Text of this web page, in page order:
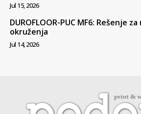
Jul 15, 2026
DUROFLOOR-PUC MF6: Rešenje
okruženja
Jul 14, 2026